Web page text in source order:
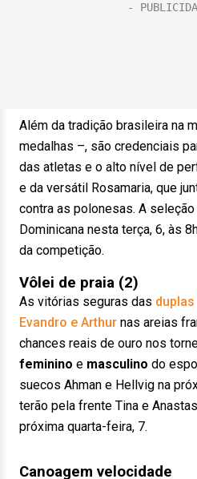
Além da tradição brasileira na
medalhas –, são credenciais
das atletas e o alto nível de
e da versátil Rosamaria, que
contra as polonesas. A
Dominicana nesta terça, 6, às
da competição.
Vôlei de praia (2)
As vitórias seguras das
Evandro e Arthur nas areias
chances reais de ouro nos
feminino e masculino do
suecos Ahman e Hellvig na
terão pela frente Tina e
próxima quarta-feira, 7.
Canoagem velocidade